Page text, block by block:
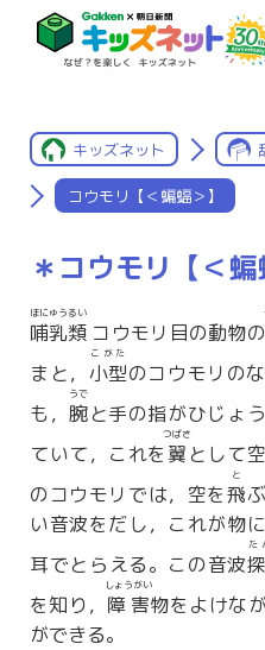
キッズネット
コウモリ【＜蝙蝠＞】
＊コウモリ【＜蝙
哺乳類
ほにゅうるい
コウモリ目の動物の
まと， 小型
こがた
のコウモリの
も， 腕
うで
と手の指がひじょ
ていて，これを 翼
つばさ
として
のコウモリでは，空を飛
と
い音波をだし，これが物
耳でとらえる。この音波
た
を知り， 障害
しょうがい
物をよけな
ができる。